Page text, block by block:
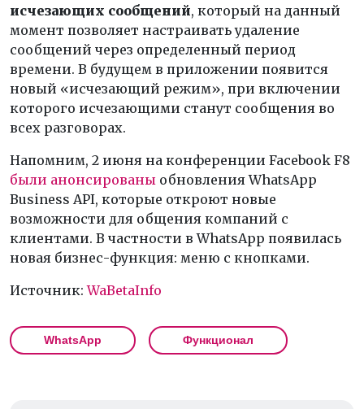
исчезающих сообщений, который на данный
момент позволяет настраивать удаление
сообщений через определенный период
времени. В будущем в приложении появится
новый «исчезающий режим», при включении
которого исчезающими станут сообщения во
всех разговорах.
Напомним, 2 июня на конференции Facebook F8
были анонсированы обновления WhatsApp
Business API, которые откроют новые
возможности для общения компаний с
клиентами. В частности в WhatsApp появилась
новая бизнес-функция: меню с кнопками.
Источник:WaBetaInfo
WhatsApp Функционал